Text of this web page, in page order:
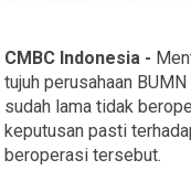
CMBC Indonesia -
tujuh perusahaan
sudah lama tidak
keputusan pasti
beroperasi tersebut.